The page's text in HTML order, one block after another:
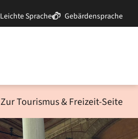
Leichte Sprache Gebärdensprache
Zur Tourismus & Freizeit-Seite